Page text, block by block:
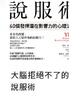
大腦拒絕不了的
說服術